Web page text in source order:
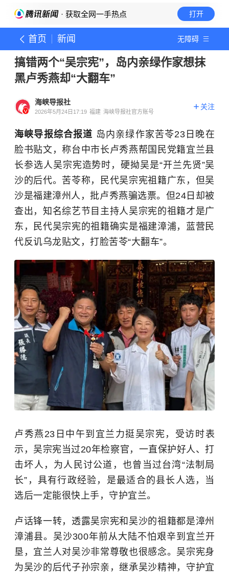
· 获取全网一手热点 打开
首页 新闻 无障碍
搞错两个“吴宗宪”，岛内亲绿作家想抹
黑卢秀燕却“大翻车”
海峡导报社
2026年5月24日17:19 福建 海峡导报社官方账号
关注
海峡导报综合报道 岛内亲绿作家苦苓23日晚在
脸书贴文，称台中市长卢秀燕帮国民党籍宜兰县
长参选人吴宗宪造势时，硬拗吴是“开兰先贤”吴
沙的后代。苦苓称，民代吴宗宪祖籍广东，但吴
沙是福建漳州人，批卢秀燕骗选票。但24日却被
查出，知名综艺节目主持人吴宗宪的祖籍才是广
东，民代吴宗宪的祖籍确实是福建漳浦，蓝营民
代反讥乌龙贴文，打脸苦苓“大翻车”。
卢秀燕23日中午到宜兰力挺 吴宗宪 ，受访时表
示，吴宗宪当过20年检察官，一直保护好人、打
击坏人，为人民讨公道，也曾当过台湾“法制局
长”，具有行政经验，是最适合的县长人选，当
选后一定能很快上手，守护宜兰。
卢话锋一转，透露吴宗宪和吴沙的祖籍都是漳州
漳浦县。吴沙300年前从大陆不怕艰辛到宜兰开
垦，宜兰人对吴沙非常尊敬也很感念。吴宗宪身
为吴沙的后代子孙宗亲，继承吴沙精神，守护宜